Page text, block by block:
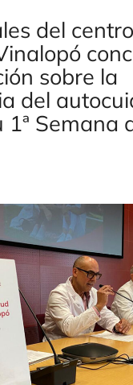
del
sobre la
del
Semana